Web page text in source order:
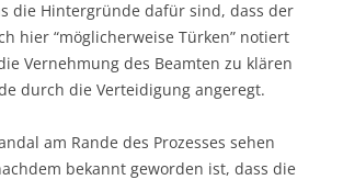
die Hintergründe dafür sind, dass der
hier “möglicherweise Türken” notiert
Vernehmung des Beamten zu klären
durch die Verteidigung angeregt.
am Rande des Prozesses sehen
bekannt geworden ist, dass die